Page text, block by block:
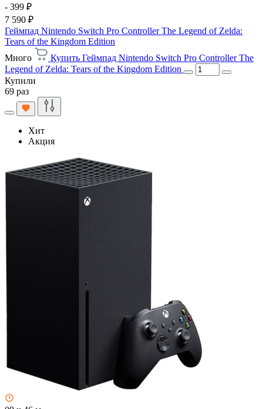
- 399 ₽
7 590 ₽
Геймпад Nintendo Switch Pro Controller The Legend of Zelda:
Tears of the Kingdom Edition
Много
Купить Геймпад Nintendo Switch Pro Controller The
Legend of Zelda: Tears of the Kingdom Edition
Купили
69 раз
Хит
Акция